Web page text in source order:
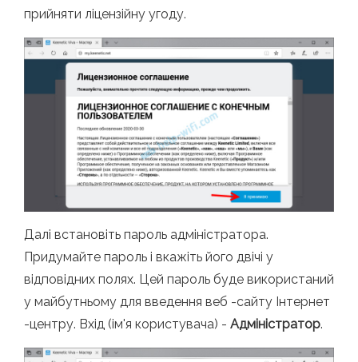
прийняти ліцензійну угоду.
Далі встановіть пароль адміністратора.
Придумайте пароль і вкажіть його двічі у
відповідних полях. Цей пароль буде використаний
у майбутньому для введення веб -сайту Інтернет
-центру. Вхід (ім'я користувача) - Адміністратор.